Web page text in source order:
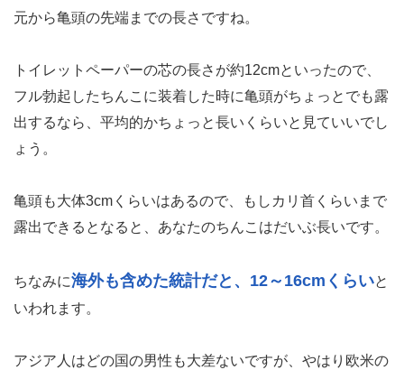
元から亀頭の先端までの長さですね。
トイレットペーパーの芯の長さが約12cmといったので、
フル勃起したちんこに装着した時に亀頭がちょっとでも露
出するなら、平均的かちょっと長いくらいと見ていいでし
ょう。
亀頭も大体3cmくらいはあるので、もしカリ首くらいまで
露出できるとなると、あなたのちんこはだいぶ長いです。
ちなみに海外も含めた統計だと、12～16cmくらいと
いわれます。
アジア人はどの国の男性も大差ないですが、やはり欧米の